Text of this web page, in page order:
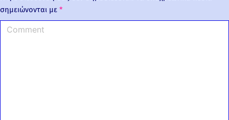
σημειώνονται με *